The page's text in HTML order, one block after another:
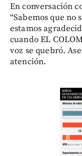
En conversación
“Sabemos que no
estamos
cuando EL
voz se quebró.
atención.